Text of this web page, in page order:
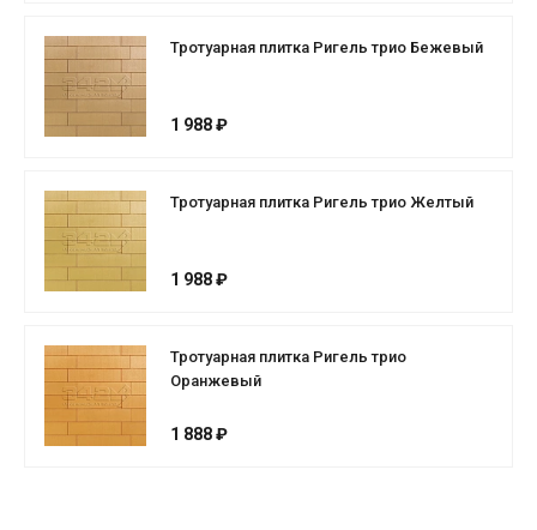
Тротуарная плитка Ригель трио Бежевый
1 988 ₽
Тротуарная плитка Ригель трио Желтый
1 988 ₽
Тротуарная плитка Ригель трио
Оранжевый
1 888 ₽